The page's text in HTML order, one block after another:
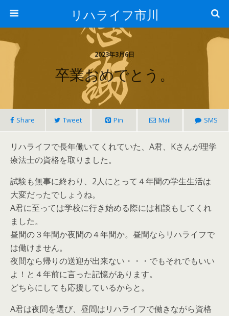
リハライフ市川
2023年3月6日
卒業おめでとう。
Share Tweet Pin Mail SMS
リハライフで長年働いてくれていた、A君、Kさんが理学
療法士の資格を取りました。
試験も無事に終わり、2人にとって４年間の学生生活は
大変だったでしょうね。
A君に至っては学校に行き始める際には相談もしてくれ
ました。
昼間の３年間か夜間の４年間か。昼間ならリハライフで
は働けません。
夜間なら帰りの送迎が出来ない・・・でもそれでもいい
よ！と４年前に言った記憶があります。
どちらにしても応援しているからと。
A君は夜間を選び、昼間はリハライフで働きながら資格